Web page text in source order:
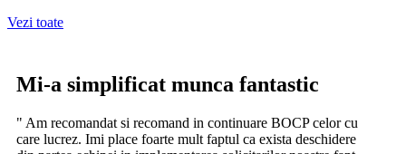
Vezi toate
Mi-a simplificat munca fantastic
" Am recomandat si recomand in continuare BOCP celor cu
care lucrez. Imi place foarte mult faptul ca exista deschidere